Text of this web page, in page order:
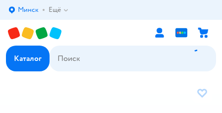
Выбор адреса доставки.
Минск Ещё
Каталог
В